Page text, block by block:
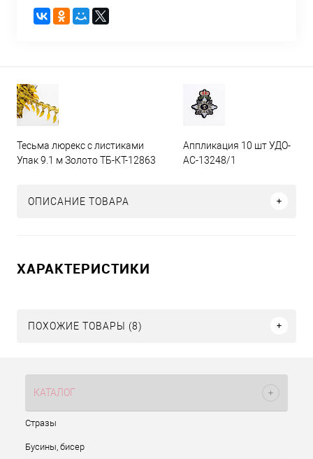
Тесьма люрекс с листиками
Упак 9.1 м Золото ТБ-КТ-12863
Аппликация 10 шт УДО-
АС-13248/1
ОПИСАНИЕ ТОВАРА
ХАРАКТЕРИСТИКИ
ПОХОЖИЕ ТОВАРЫ (8)
КАТАЛОГ
Стразы
Бусины, бисер